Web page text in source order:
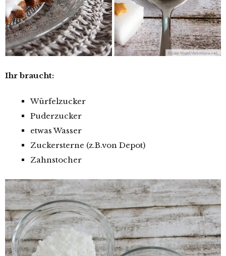
Ihr braucht:
Würfelzucker
Puderzucker
etwas Wasser
Zuckersterne (z.B.von Depot)
Zahnstocher